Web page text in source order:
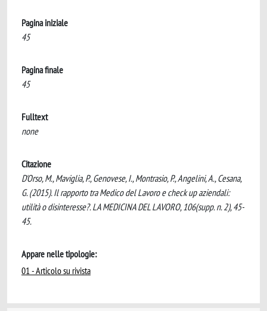
Pagina iniziale
45
Pagina finale
45
Fulltext
none
Citazione
D'Orso, M., Maviglia, P., Genovese, I., Montrasio, P., Angelini, A., Cesana,
G. (2015). Il rapporto tra Medico del Lavoro e check up aziendali:
utilità o disinteresse?. LA MEDICINA DEL LAVORO, 106(supp. n. 2), 45-
45.
Appare nelle tipologie:
01 - Articolo su rivista